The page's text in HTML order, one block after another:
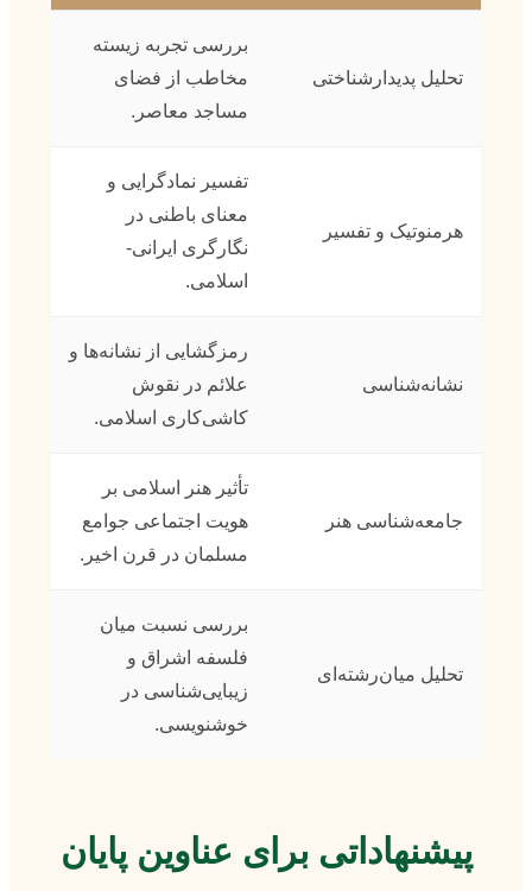
تحلیل پدیدارشناختی
بررسی تجربه زیسته
مخاطب از فضای
مساجد معاصر.
هرمنوتیک و تفسیر
تفسیر نمادگرایی و
معنای باطنی در
نگارگری ایرانی-
اسلامی.
نشانه‌شناسی
رمزگشایی از نشانه‌ها و
علائم در نقوش
کاشی‌کاری اسلامی.
جامعه‌شناسی هنر
تأثیر هنر اسلامی بر
هویت اجتماعی جوامع
مسلمان در قرن اخیر.
تحلیل میان‌رشته‌ای
بررسی نسبت میان
فلسفه اشراق و
زیبایی‌شناسی در
خوشنویسی.
پیشنهاداتی برای عناوین پایان